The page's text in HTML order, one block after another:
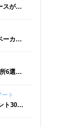
スがた
ーカリ
ラー
所6選
ト
ト30